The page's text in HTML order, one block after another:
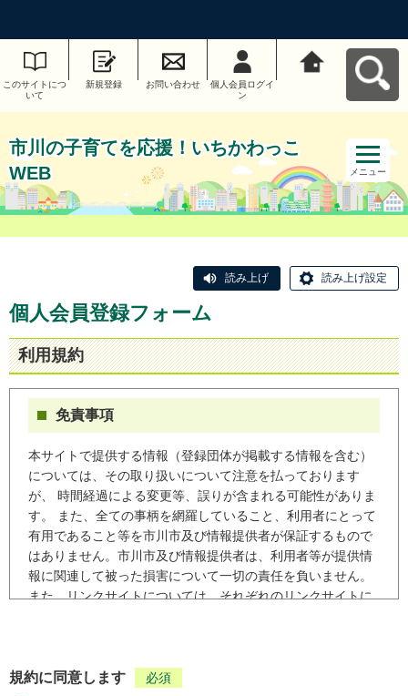
このサイトにつ
いて
新規登録 お問い合わせ
個人会員ログイ
ン
市川の子育てを応援！いちかわっこ
WEB
メニュー
読み上げ 読み上げ設定
個人会員登録フォーム
利用規約
免責事項
本サイトで提供する情報（登録団体が掲載する情報を含む）
については、その取り扱いについて注意を払っております
が、 時間経過による変更等、誤りが含まれる可能性がありま
す。 また、全ての事柄を網羅していること、利用者にとって
有用であること等を市川市及び情報提供者が保証するもので
はありません。市川市及び情報提供者は、利用者等が提供情
報に関連して被った損害について一切の責任を負いません。
また、リンクサイトについては、それぞれのリンクサイトに
規約に同意します
必須